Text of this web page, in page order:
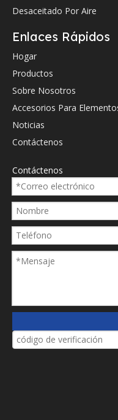
Desaceitado Por Aire
Enlaces Rápidos
Hogar
Productos
Sobre Nosotros
Accesorios Para
Noticias
Contáctenos
Contáctenos